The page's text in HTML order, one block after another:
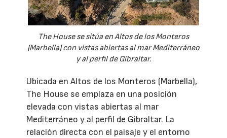
The House se sitúa en Altos de los Monteros
(Marbella) con vistas abiertas al mar Mediterráneo
y al perfil de Gibraltar.
Ubicada en Altos de los Monteros (Marbella),
The House se emplaza en una posición
elevada con vistas abiertas al mar
Mediterráneo y al perfil de Gibraltar. La
relación directa con el paisaje y el entorno